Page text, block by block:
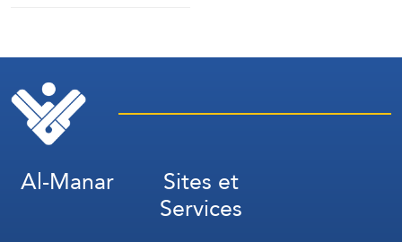
(Washington Post, citant
deux sources)
Al-Manar Sites et
Services